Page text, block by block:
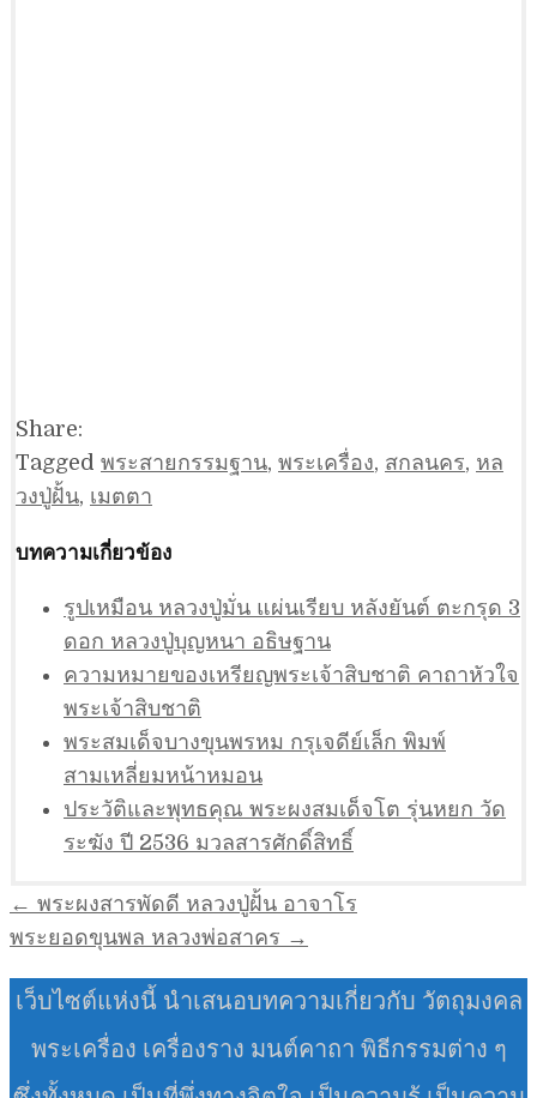
Share:
Tagged พระสายกรรมฐาน, พระเครื่อง, สกลนคร, หล
วงปู่ฝั้น, เมตตา
บทความเกี่ยวข้อง
รูปเหมือน หลวงปู่มั่น แผ่นเรียบ หลังยันต์ ตะกรุด 3
ดอก หลวงปู่บุญหนา อธิษฐาน
ความหมายของเหรียญพระเจ้าสิบชาติ คาถาหัวใจ
พระเจ้าสิบชาติ
พระสมเด็จบางขุนพรหม กรุเจดีย์เล็ก พิมพ์
สามเหลี่ยมหน้าหมอน
ประวัติและพุทธคุณ พระผงสมเด็จโต รุ่นหยก วัด
ระฆัง ปี 2536 มวลสารศักดิ์สิทธิ์
แนะแนว
เรื่อง
← พระผงสารพัดดี หลวงปู่ฝั้น อาจาโร
พระยอดขุนพล หลวงพ่อสาคร →
เว็บไซต์แห่งนี้ นำเสนอบทความเกี่ยวกับ วัตถุมงคล
พระเครื่อง เครื่องราง มนต์คาถา พิธีกรรมต่าง ๆ